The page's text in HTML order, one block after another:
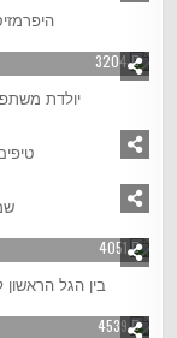
3204
יולדת
4051
בין הגל
4539